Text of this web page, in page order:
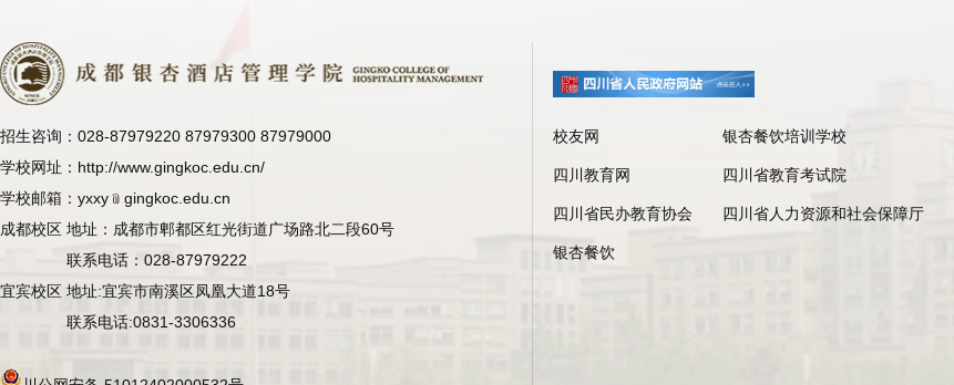
招生咨询：028-87979220 87979300 87979000
学校网址：http://www.gingkoc.edu.cn/
学校邮箱：yxxy﹫gingkoc.edu.cn
成都校区 地址：成都市郫都区红光街道广场路北二段60号
联系电话：028-87979222
宜宾校区 地址:宜宾市南溪区凤凰大道18号
联系电话:0831-3306336
校友网 银杏餐饮培训学校
四川教育网 四川省教育考试院
四川省民办教育协会 四川省人力资源和社会保障厅
银杏餐饮